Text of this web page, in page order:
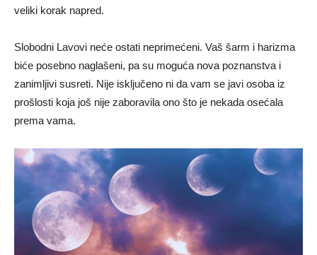
veliki korak napred.
Slobodni Lavovi neće ostati neprimećeni. Vaš šarm i harizma
biće posebno naglašeni, pa su moguća nova poznanstva i
zanimljivi susreti. Nije isključeno ni da vam se javi osoba iz
prošlosti koja još nije zaboravila ono što je nekada osećala
prema vama.